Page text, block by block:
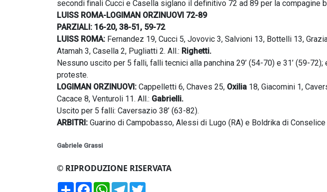
secondi finali Cucci e Casella siglano il definitivo 72 ad 89 per la compagine
LUISS ROMA-LOGIMAN ORZINUOVI 72-89
PARZIALI: 16-20, 38-51, 59-72
LUISS ROMA: Fernandez 19, Cucci 5, Jovovic 3, Salvioni 13, Bottelli 13,
Atamah 3, Casella 2, Pugliatti 2. All.: Righetti.
Nessuno uscito per 5 falli, falli tecnici alla panchina 29’ (54-70) e 31’ (59-
proteste.
LOGIMAN ORZINUOVI: Cappelletti 6, Chaves 25, Oxilia 18, Giacomini 1,
Cacace 8, Venturoli 11. All.: Gabrielli.
Uscito per 5 falli: Caversazio 38’ (63-82).
ARBITRI: Guarino di Campobasso, Alessi di Lugo (RA) e Boldrika di Conselice
Gabriele Grassi
© RIPRODUZIONE RISERVATA
CondividiFacebookWhatsApp
Telegram